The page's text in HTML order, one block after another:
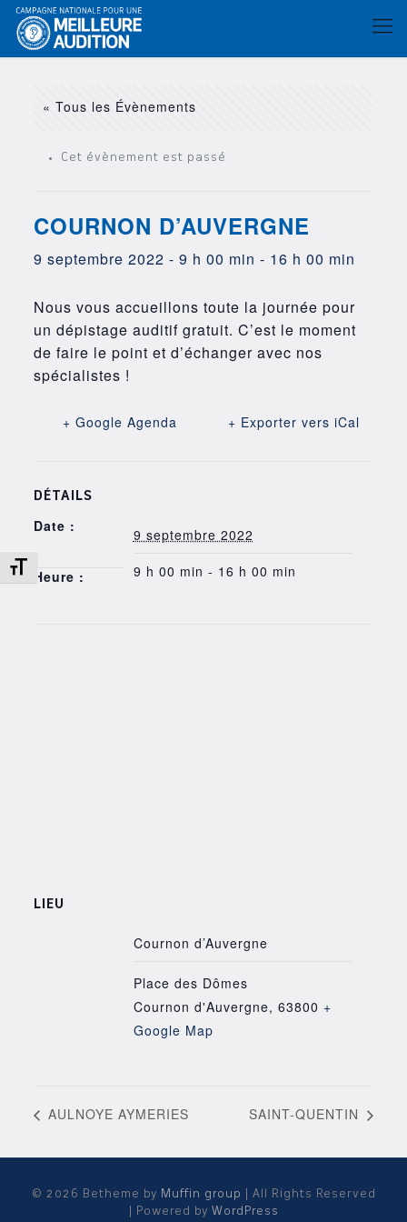
Changer la taille de la police
« Tous les Évènements
Cet évènement est passé
COURNON D’AUVERGNE
9 septembre 2022 - 9 h 00 min - 16 h 00 min
Nous vous accueillons toute la journée pour
un dépistage auditif gratuit. C’est le moment
de faire le point et d’échanger avec nos
spécialistes !
+ Google Agenda + Exporter vers iCal
DÉTAILS
Date : 9 septembre 2022
Heure : 9 h 00 min - 16 h 00 min
LIEU
Cournon d’Auvergne
Place des Dômes
Cournon d'Auvergne, 63800 +
Google Map
AULNOYE AYMERIES SAINT-QUENTIN
© 2026 Betheme by Muffin group
| All Rights Reserved
| Powered by WordPress